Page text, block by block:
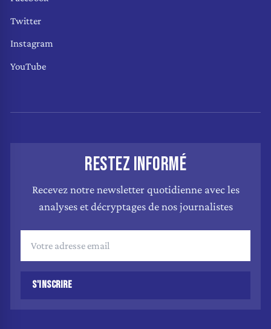
Twitter
Instagram
YouTube
RESTEZ INFORMÉ
Recevez notre newsletter quotidienne avec les
analyses et décryptages de nos journalistes
S'INSCRIRE